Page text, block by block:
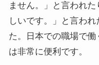
ません。」と言われ
しいです。」と言わ
た。日本での職場で
は非常に便利です。